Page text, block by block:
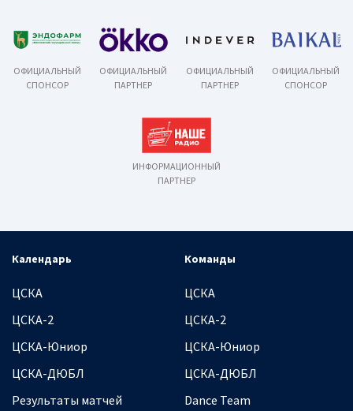
ОФИЦИАЛЬНЫЙ
СПОНСОР
ОФИЦИАЛЬНЫЙ
ПАРТНЕР
ОФИЦИАЛЬНЫЙ
ПАРТНЕР
ОФИЦИАЛЬНЫЙ
СПОНСОР
ИНФОРМАЦИОННЫЙ
ПАРТНЕР
Календарь
ЦСКА
ЦСКА-2
ЦСКА-Юниор
ЦСКА-ДЮБЛ
Результаты матчей
Команды
ЦСКА
ЦСКА-2
ЦСКА-Юниор
ЦСКА-ДЮБЛ
Dance Team